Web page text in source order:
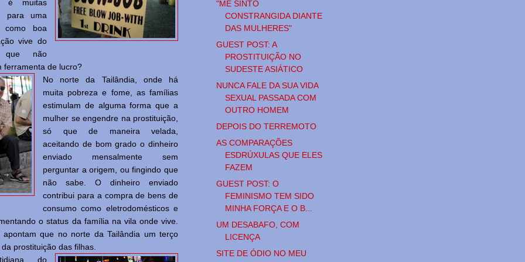
é muitas
para uma
boa
vive do
que não
ferramenta de lucro?
No norte da Tailândia, onde há
muita pobreza e fome, as famílias
estimulam de alguma forma que a
mulher se engendre na prostituição,
só que de maneira velada,
aceitando de bom grado o dinheiro
enviado mensalmente sem
perguntar a origem, ou fingindo que
não sabe. O dinheiro enviado
contribui para a compra de bens de
consumo como eletrodomésticos e
o status da família na vila onde vive.
que no norte da Tailândia um terço
prostituição das filhas.
do
"ME SINTO
CONSTRANGIDA DIANTE
DAS MULHERES"
GUEST POST: A
PROSTITUIÇÃO NO
SUDESTE ASIÁTICO
NUNCA FALE DA SUA VIDA
SEXUAL PASSADA COM
OUTRO HOMEM
DEPOIS DO TERREMOTO
AS COMPARAÇÕES
ESDRÚXULAS QUE ELES
FAZEM
GUEST POST: O
FEMINISMO TEM SIDO
MINHA FORÇA E O B...
UM DESABAFO, COM
LICENÇA
SITE DE ÓDIO NO MEU